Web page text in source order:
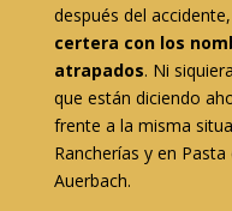
después del accidente,
certera con los
atrapados. Ni
que están diciendo
frente a la misma
Rancherías y en
Auerbach.